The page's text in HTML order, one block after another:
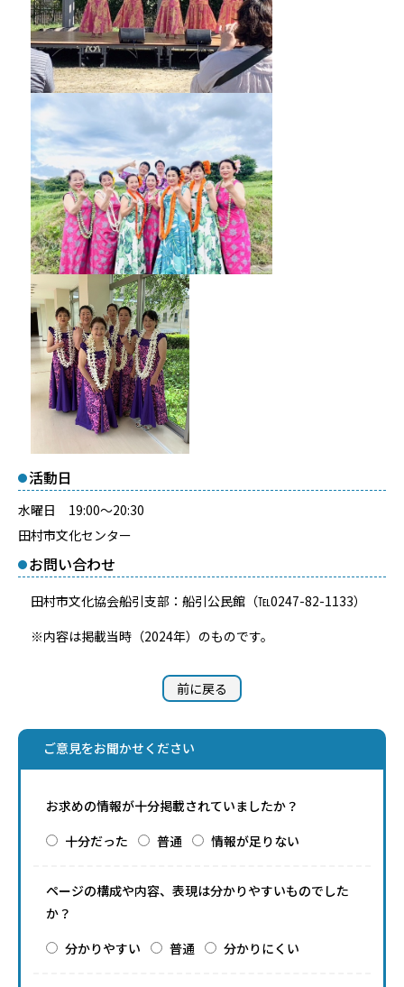
活動日
水曜日 19:00～20:30
田村市文化センター
お問い合わせ
田村市文化協会船引支部：船引公民館（℡0247-82-1133）
※内容は掲載当時（2024年）のものです。
前に戻る
ご意見をお聞かせください
お求めの情報が十分掲載されていましたか？
十分だった
普通 情報が足りない
ページの構成や内容、表現は分かりやすいものでした
か？
分かりやすい
普通 分かりにくい